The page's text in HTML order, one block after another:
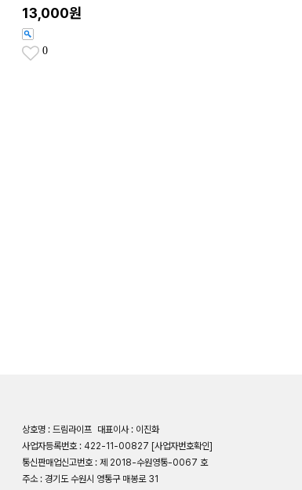
13,000원
0
상호명 : 드림라이프
대표이사 : 이진화
사업자등록번호 : 422-11-00827 [사업자번호확인]
통신판매업신고번호 : 제 2018-수원영통-0067 호
주소 : 경기도 수원시 영통구 매봉로 31